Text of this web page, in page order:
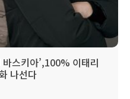
스키아’,100% 이태리
나선다